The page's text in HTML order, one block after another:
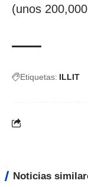
(unos
Etiquetas: ILLIT
Noticias